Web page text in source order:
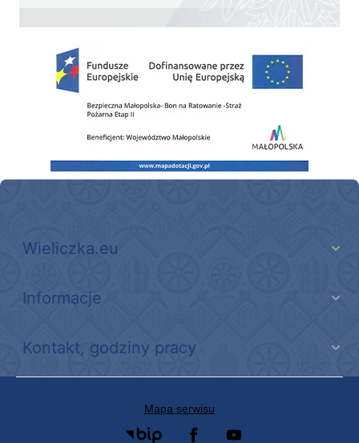
Zakup fabrycznie nowego, średniego samochodu ratowniczo-gaśniczego z
Wieliczka.eu
Informacje
Kontakt, godziny pracy
Mapa serwisu